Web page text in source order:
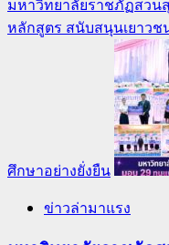
มหาวิทยาลัยราชภัฏสวน
หลักสูตร สนับสนุนเยาวช
ศึกษาอย่างยั่งยืน
ข่าวล่ามาแรง